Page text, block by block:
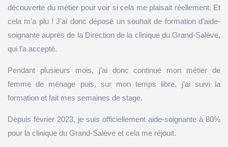
découverte du métier pour voir si cela me plaisait réellement. Et
cela m’a plu ! J’ai donc déposé un souhait de formation d’aide-
soignante auprès de la Direction de la clinique du Grand-Salève,
qui l’a accepté.
Pendant plusieurs mois, j’ai donc continué mon métier de
femme de ménage puis, sur mon temps libre, j’ai suivi la
formation et fait mes semaines de stage.
Depuis février 2023, je suis officiellement aide-soignante à 80%
pour la clinique du Grand-Salève et cela me réjouit.